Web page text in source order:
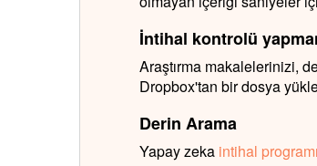
İntihal kontrolü
Araştırma makalelerinizi,
Dropbox'tan bir dosya
Derin Arama
Yapay zeka intihal